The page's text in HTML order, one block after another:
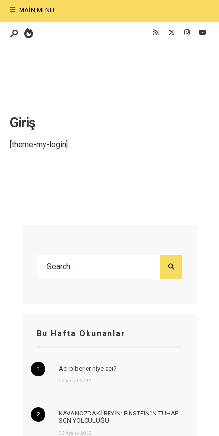
MAIN MENU
Giriş
[theme-my-login]
Bu Hafta Okunanlar
Acı biberler niye acı?
02 Şubat 2012
KAVANOZDAKİ BEYİN: EINSTEIN’IN TUHAF
SON YOLCULUĞU
03 Aralık 2012